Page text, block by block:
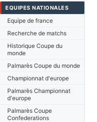
EQUIPES NATIONALES
Equipe de france
Recherche de matchs
Historique Coupe du
monde
Palmarès Coupe du monde
Championnat d'europe
Palmarès Championnat
d'europe
Palmarès Coupe
Confederations